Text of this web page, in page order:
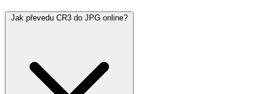
Jak převedu CR3 do JPG online?